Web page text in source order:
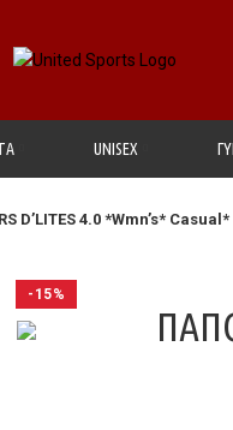
UΝΙSΕΧ
D’LITES 4.0 *Wmn’s* Casual*
-15%